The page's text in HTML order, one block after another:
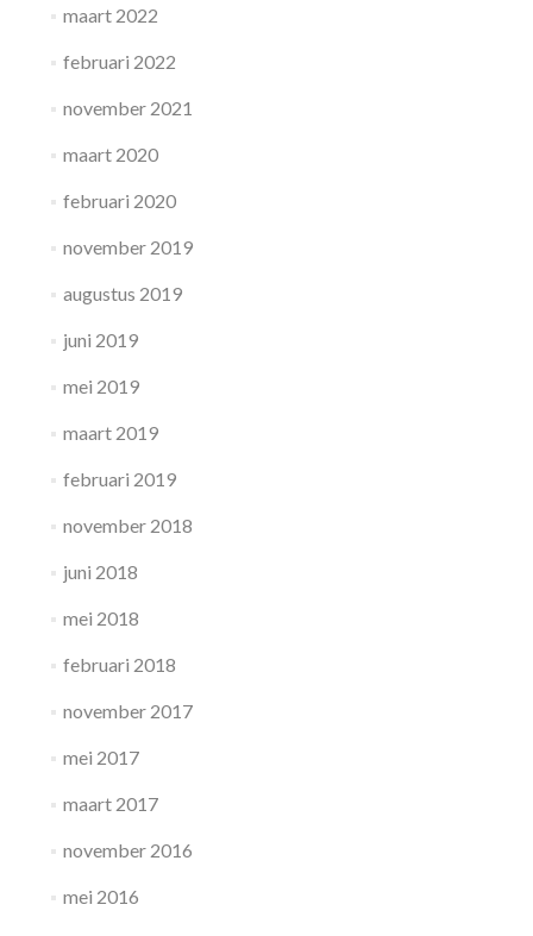
maart 2022
februari 2022
november 2021
maart 2020
februari 2020
november 2019
augustus 2019
juni 2019
mei 2019
maart 2019
februari 2019
november 2018
juni 2018
mei 2018
februari 2018
november 2017
mei 2017
maart 2017
november 2016
mei 2016